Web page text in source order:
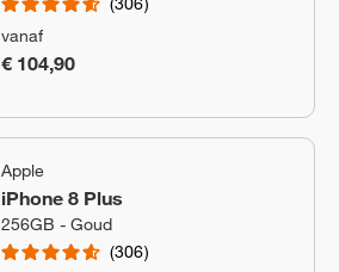
vanaf
€ 104,90
Apple
iPhone 8 Plus
256GB - Goud
306